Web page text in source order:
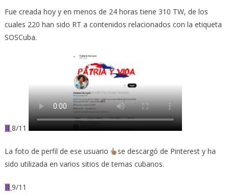
Fue creada hoy y en menos de 24 horas tiene 310 TW, de los
cuales 220 han sido RT a contenidos relacionados con la etiqueta
SOSCuba.
8/11
La foto de perfil de ese usuario
se descargó de Pinterest y ha
sido utilizada en varios sitios de temas cubanos.
9/11